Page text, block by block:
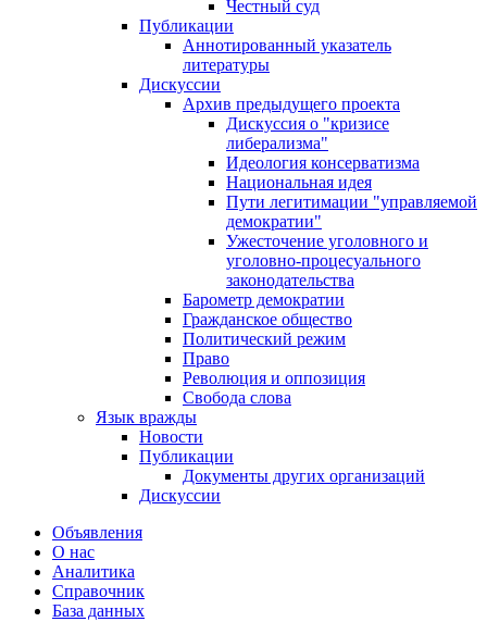
Честный суд
Публикации
Аннотированный указатель
литературы
Дискуссии
Архив предыдущего проекта
Дискуссия о "кризисе
либерализма"
Идеология консерватизма
Национальная идея
Пути легитимации "управляемой
демократии"
Ужесточение уголовного и
уголовно-процесуального
законодательства
Барометр демократии
Гражданское общество
Политический режим
Право
Революция и оппозиция
Свобода слова
Язык вражды
Новости
Публикации
Документы других организаций
Дискуссии
Объявления
О нас
Аналитика
Справочник
База данных